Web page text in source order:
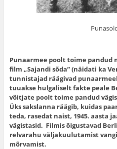
Punasoldat täidab
Punaarmee poolt toime pandud
film „Sajandi sõda” (näidati ka
tunnistajad räägivad
tuuakse hulgaliselt fakte peale
võitjate poolt toime pandud
Üks sakslanna räägib, kuidas
teda, rasedat naist, 1945. aasta
vägistasid. Filmis õigustavad
relvarahu väljakuulutamist
mõrvamist.